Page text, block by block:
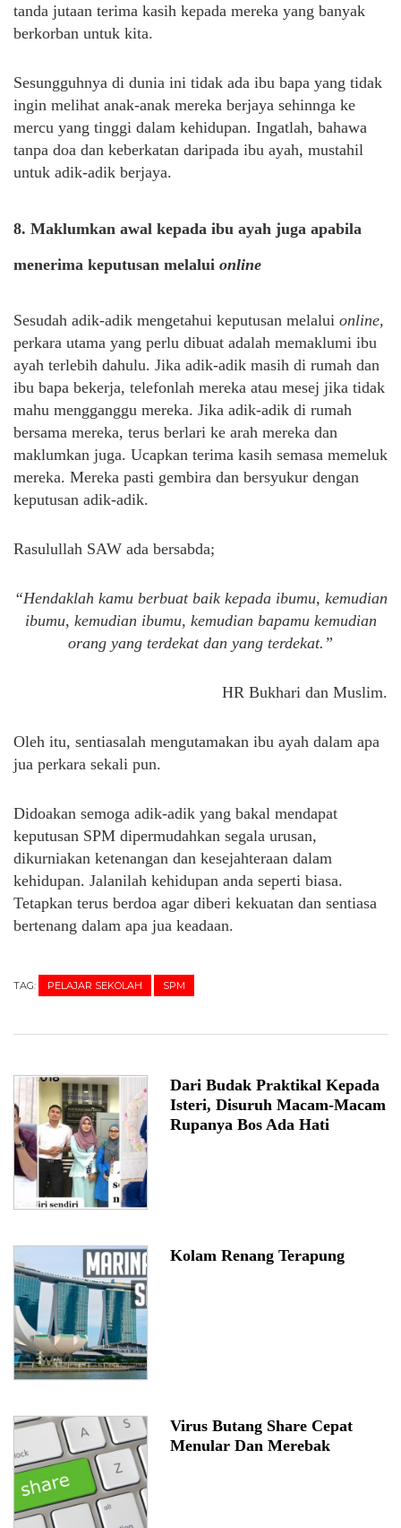
tanda jutaan terima kasih kepada mereka yang banyak
berkorban untuk kita.
Sesungguhnya di dunia ini tidak ada ibu bapa yang tidak
ingin melihat anak-anak mereka berjaya sehinnga ke
mercu yang tinggi dalam kehidupan. Ingatlah, bahawa
tanpa doa dan keberkatan daripada ibu ayah, mustahil
untuk adik-adik berjaya.
8. Maklumkan awal kepada ibu ayah juga apabila
menerima keputusan melalui online
Sesudah adik-adik mengetahui keputusan melalui online,
perkara utama yang perlu dibuat adalah memaklumi ibu
ayah terlebih dahulu. Jika adik-adik masih di rumah dan
ibu bapa bekerja, telefonlah mereka atau mesej jika tidak
mahu mengganggu mereka. Jika adik-adik di rumah
bersama mereka, terus berlari ke arah mereka dan
maklumkan juga. Ucapkan terima kasih semasa memeluk
mereka. Mereka pasti gembira dan bersyukur dengan
keputusan adik-adik.
Rasulullah SAW ada bersabda;
“Hendaklah kamu berbuat baik kepada ibumu, kemudian
ibumu, kemudian ibumu, kemudian bapamu kemudian
orang yang terdekat dan yang terdekat.”
HR Bukhari dan Muslim.
Oleh itu, sentiasalah mengutamakan ibu ayah dalam apa
jua perkara sekali pun.
Didoakan semoga adik-adik yang bakal mendapat
keputusan SPM dipermudahkan segala urusan,
dikurniakan ketenangan dan kesejahteraan dalam
kehidupan. Jalanilah kehidupan anda seperti biasa.
Tetapkan terus berdoa agar diberi kekuatan dan sentiasa
bertenang dalam apa jua keadaan.
TAG: PELAJAR SEKOLAH SPM
Dari Budak Praktikal Kepada
Isteri, Disuruh Macam-Macam
Rupanya Bos Ada Hati
Kolam Renang Terapung
Virus Butang Share Cepat
Menular Dan Merebak